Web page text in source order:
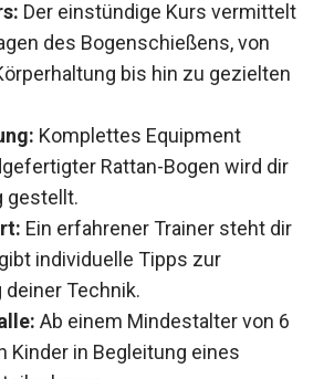
Der einstündige Kurs
Grundlagen des
von der richtigen
hin zu gezielten Schüssen.
Komplettes Equipment
Rattan-Bogen wird
gestellt.
Ein erfahrener Trainer steht
gibt individuelle Tipps zur
deiner Technik.
Ab einem Mindestalter von
Kinder in Begleitung eines